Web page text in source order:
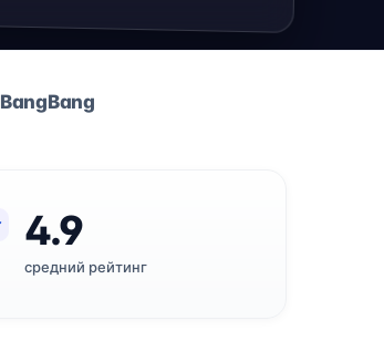
BangBang
4.9
средний рейтинг